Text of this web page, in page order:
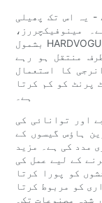
- یہ اس تک پھیلی
مینوفیکچررز،
بشمول HARDVOGUE، اپنی پیداواری لائنوں کو طاقت دینے کے
منتقل ہو رہے
کا استعمال
پرنٹ کو کم کرتا
ہے۔
اور توانائی کی
ہاؤس گیسوں کے
مدد کی ہے۔ مزید
کے لیے عمل کی
کو پورا کرتا
کو مربوط کرتا
شدہ مصنوعات تک۔